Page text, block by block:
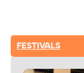
FESTIVALS